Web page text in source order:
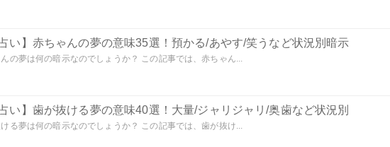
占い】赤ちゃんの夢の意味35選！預かる/あやす/笑うなど状況別暗示
の夢は何の暗示なのでしょうか？ この記事では、赤ちゃん...
占い】歯が抜ける夢の意味40選！大量/ジャリジャリ/奥歯など状況別
る夢は何の暗示なのでしょうか？ この記事では、歯が抜け...